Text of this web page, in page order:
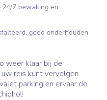
24/7 bewaking en
goed onderhouden
weer klaar bij de
reis kunt vervolgen.
parking en ervaar de